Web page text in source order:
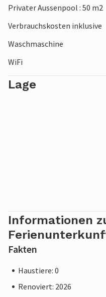
Privater Aussenpool : 50 m2
Verbrauchskosten inklusive
Waschmaschine
WiFi
Lage
Informationen
Fakten
Haustiere: 0
Renoviert: 2026